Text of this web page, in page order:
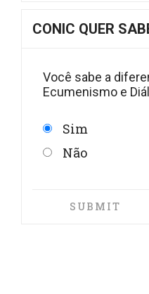
CONIC QUER
Você sabe a
Ecumenismo e
Sim
Não